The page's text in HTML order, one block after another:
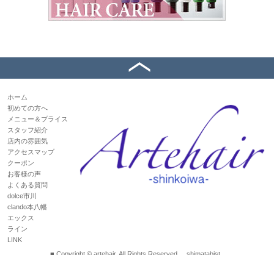
ホーム
初めての方へ
メニュー＆プライス
スタッフ紹介
店内の雰囲気
アクセスマップ
クーポン
お客様の声
よくある質問
dolce市川
clando本八幡
エックス
ライン
LINK